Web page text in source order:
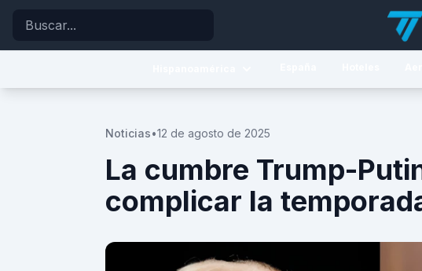
Buscar
Centroamérica
Sudamérica
Noticias•12 de agosto de 2025
La cumbre Trump-
complicar la